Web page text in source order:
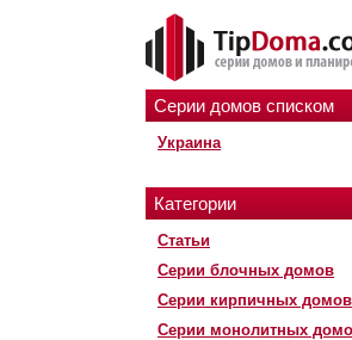
Серии домов списком
Украина
Категории
Статьи
Серии блочных домов
Серии кирпичных домов
Серии монолитных